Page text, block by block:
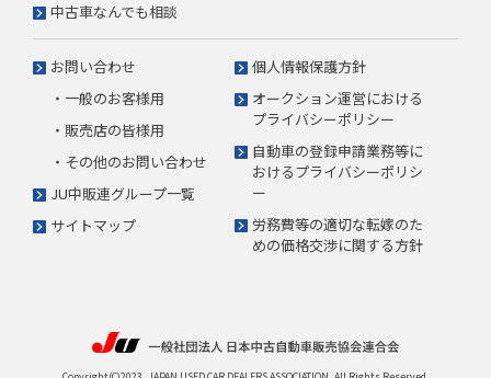
中古車なんでも相談
お問い合わせ
・一般のお客様用
・販売店の皆様用
・その他のお問い合わせ
JU中販連グループ一覧
サイトマップ
個人情報保護方針
オークション運営における
プライバシーポリシー
自動車の登録申請業務等に
おけるプライバシーポリシ
ー
労務費等の適切な転嫁のた
めの価格交渉に関する方針